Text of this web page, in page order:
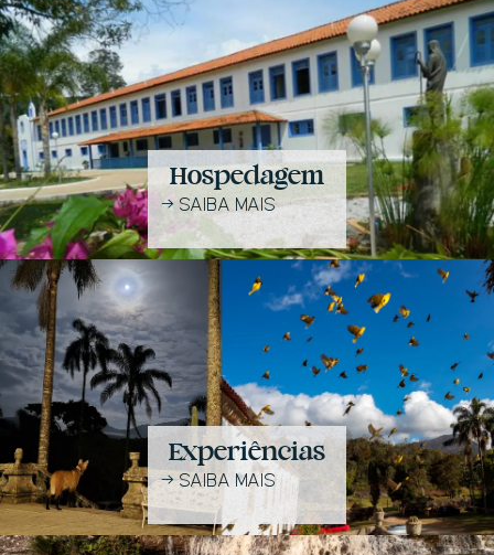
Hospedagem
→ SAIBA MAIS
Experiências
→SAIBA MAIS